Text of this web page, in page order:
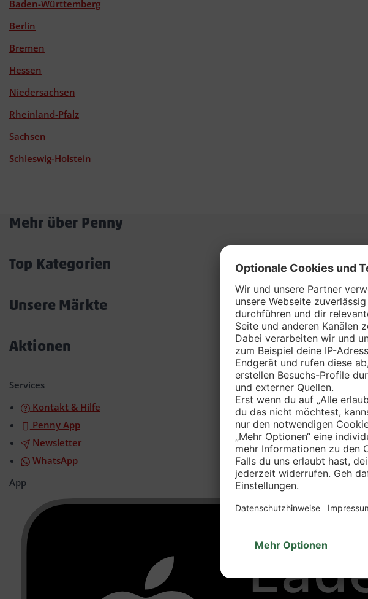
Baden-Württemberg
Berlin
Bremen
Hessen
Niedersachsen
Rheinland-Pfalz
Sachsen
Schleswig-Holstein
Mehr über Penny
öffnen/schließen
Top Kategorien
Unsere Märkte
Aktionen
Services
Kontakt & Hilfe
Penny App
Newsletter
WhatsApp
App